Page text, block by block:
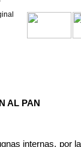
AL PAN
internas, por